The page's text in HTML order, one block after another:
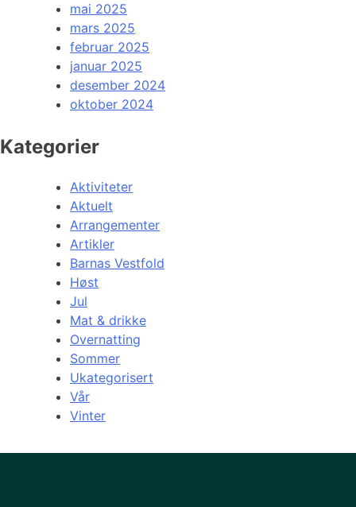
mai 2025
mars 2025
februar 2025
januar 2025
desember 2024
oktober 2024
Kategorier
Aktiviteter
Aktuelt
Arrangementer
Artikler
Barnas Vestfold
Høst
Jul
Mat & drikke
Overnatting
Sommer
Ukategorisert
Vår
Vinter